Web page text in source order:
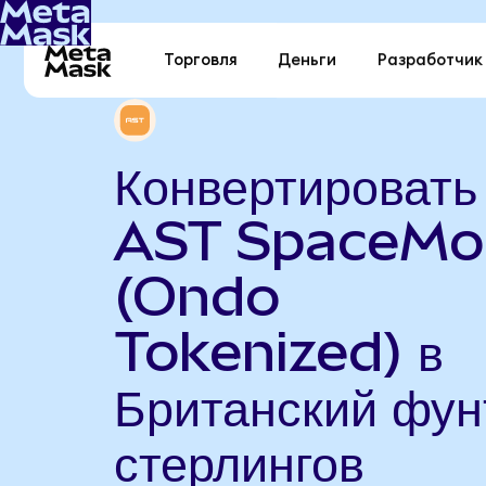
Торговля Деньги Разработчик
Конвертировать
AST
(Ondo
Tokenized) в
Британский
стерлингов